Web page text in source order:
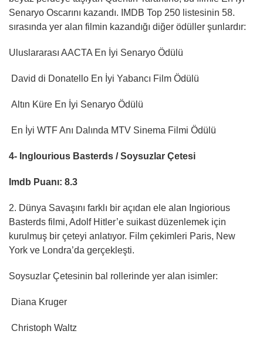
Senaryo Oscarını kazandı. IMDB Top 250 listesinin 58.
sırasında yer alan filmin kazandığı diğer ödüller şunlardır:
Uluslararası AACTA En İyi Senaryo Ödülü
David di Donatello En İyi Yabancı Film Ödülü
Altın Küre En İyi Senaryo Ödülü
En İyi WTF Anı Dalında MTV Sinema Filmi Ödülü
4- Inglourious Basterds / Soysuzlar Çetesi
Imdb Puanı: 8.3
2. Dünya Savaşını farklı bir açıdan ele alan Ingiorious
Basterds filmi, Adolf Hitler’e suikast düzenlemek için
kurulmuş bir çeteyi anlatıyor. Film çekimleri Paris, New
York ve Londra’da gerçekleşti.
Soysuzlar Çetesinin bal rollerinde yer alan isimler:
Diana Kruger
Christoph Waltz